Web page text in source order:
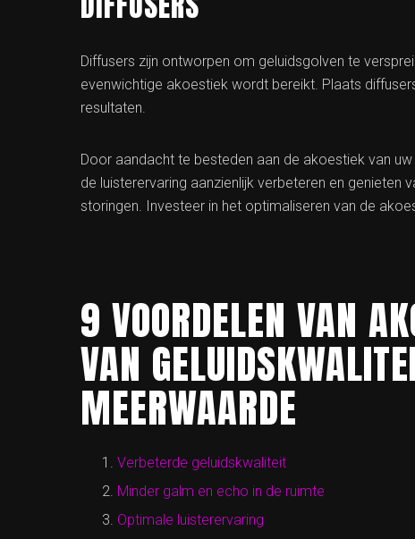
Diffusers zijn ontworpen om geluidsgolven te
evenwichtige akoestiek wordt bereikt. Plaats
resultaten.
Door aandacht te besteden aan de akoestiek van
de luisterervaring aanzienlijk verbeteren en genieten
storingen. Investeer in het optimaliseren van de
9 VOORDELEN VAN
VAN
MEERWAARDE
Verbeterde geluidskwaliteit
Minder galm en echo in de ruimte
Optimale luisterervaring